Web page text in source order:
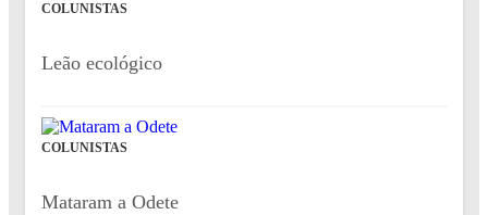
COLUNISTAS
Leão ecológico
COLUNISTAS
Mataram a Odete